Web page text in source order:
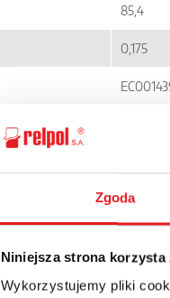
Zgoda
Niniejsza strona
Wykorzystujemy pliki
85,4
0,175
IP 20